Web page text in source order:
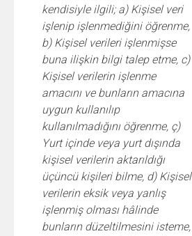
kendisiyle ilgili; a) Kişisel veri
işlenip işlenmediğini öğrenme,
b) Kişisel verileri işlenmişse
buna ilişkin bilgi talep etme, c)
Kişisel verilerin işlenme
amacını ve bunların amacına
uygun kullanılıp
kullanılmadığını öğrenme, ç)
Yurt içinde veya yurt dışında
kişisel verilerin aktarıldığı
üçüncü kişileri bilme, d) Kişisel
verilerin eksik veya yanlış
işlenmiş olması hâlinde
bunların düzeltilmesini isteme,